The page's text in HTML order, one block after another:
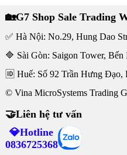
🏡G7 Shop Sale Trading
✅ Hà Nội: No.29, Hung Dao
🔷 Sài Gòn: Saigon Tower,
🆔 Huế: Số 92 Trần Hưng Đạo,
© Vina MicroSystems Trading
🤝Liên hệ tư vấn
💎Hotline
0836725368